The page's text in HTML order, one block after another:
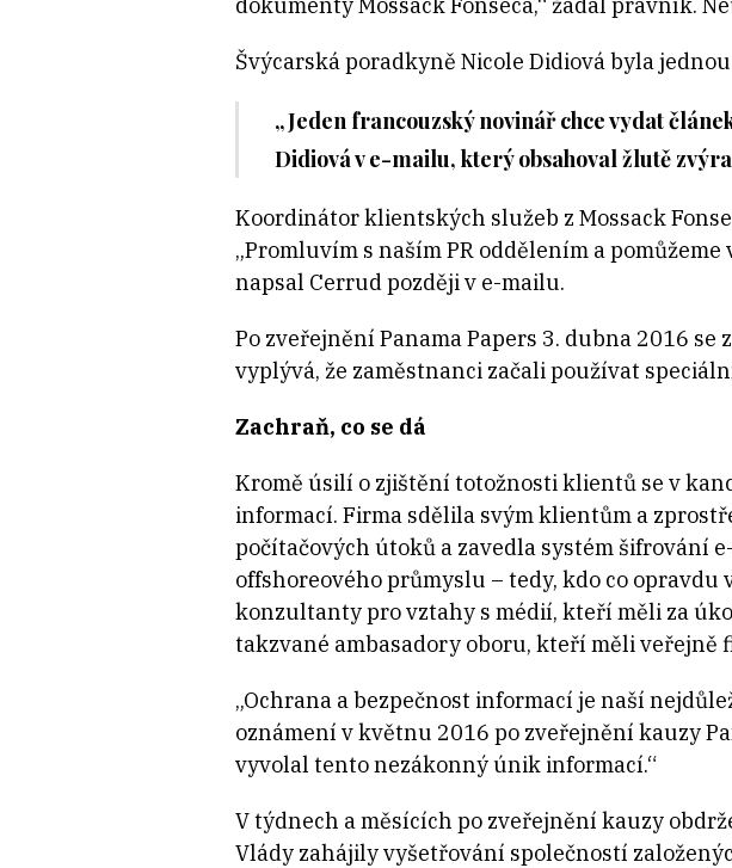
Švýcarská poradkyně Nicole Didiová byla
„Jeden francouzský novinář chce vydat
Didiová v e-mailu, který obsahoval žlutě
Koordinátor klientských služeb z Mossack
„Promluvím s naším PR oddělením a
napsal Cerrud později v e-mailu.
Po zveřejnění Panama Papers 3. dubna 2016
vyplývá, že zaměstnanci začali používat
Zachraň, co se dá
Kromě úsilí o zjištění totožnosti klientů se v
informací. Firma sdělila svým klientům a
počítačových útoků a zavedla systém šifrování
offshoreového průmyslu – tedy, kdo co opravdu
konzultanty pro vztahy s médií, kteří měli za
takzvané ambasadory oboru, kteří měli veřejně
„Ochrana a bezpečnost informací je naší
oznámení v květnu 2016 po zveřejnění kauzy
vyvolal tento nezákonný únik informací.“
V týdnech a měsících po zveřejnění kauzy
Vlády zahájily vyšetřování společností